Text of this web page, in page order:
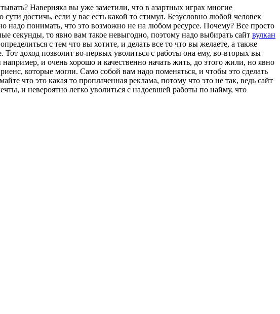
Наверняка вы уже заметили, что в азартных играх многие
достичь, если у вас есть какой то стимул. Безусловно любой человек
надо понимать, что это возможно не на любом ресурсе. Почему? Все просто
секунды, то явно вам такое невыгодно, поэтому надо выбирать сайт вулкан
с тем что вы хотите, и делать все то что вы желаете, а также
доход позволит во-первых уволиться с работы она ему, во-вторых вы
и очень хорошо и качественно начать жить, до этого жили, но явно
которые могли. Само собой вам надо поменяться, и чтобы это сделать
что это какая то проплаченная реклама, потому что это не так, ведь сайт
и невероятно легко уволиться с надоевшей работы по найму, что